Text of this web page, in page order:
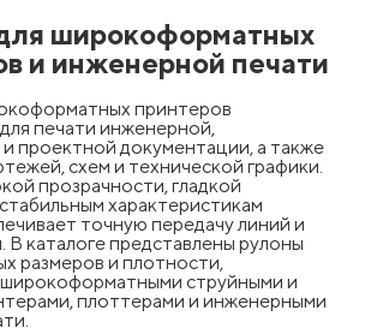
широкоформатных
и инженерной печати
принтеров
печати инженерной,
проектной документации, а также
схем и технической графики.
прозрачности, гладкой
характеристикам
точную передачу линий и
В каталоге представлены рулоны
размеров и плотности,
струйными и
плоттерами и инженерными